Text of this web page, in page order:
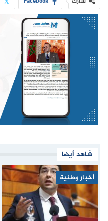
شاهد أيضا
أخبار وطنية